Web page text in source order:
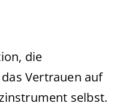
die
Vertrauen auf
selbst.